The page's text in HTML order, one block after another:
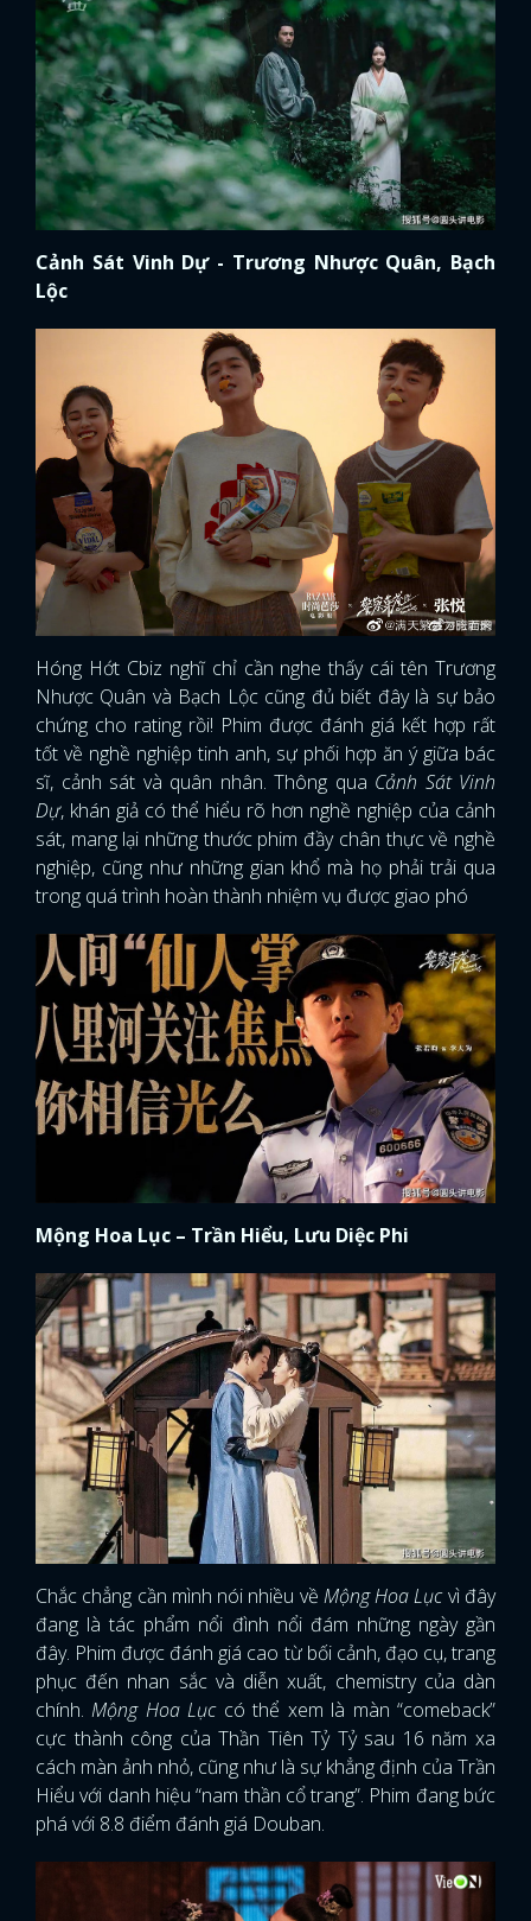
Cảnh Sát Vinh Dự - Trương Nhược Quân, Bạch
Lộc
Hóng Hớt Cbiz nghĩ chỉ cần nghe thấy cái tên Trương
Nhược Quân và Bạch Lộc cũng đủ biết đây là sự bảo
chứng cho rating rồi! Phim được đánh giá kết hợp rất
tốt về nghề nghiệp tinh anh, sự phối hợp ăn ý giữa bác
sĩ, cảnh sát và quân nhân. Thông qua Cảnh Sát Vinh
Dự, khán giả có thể hiểu rõ hơn nghề nghiệp của cảnh
sát, mang lại những thước phim đầy chân thực về nghề
nghiệp, cũng như những gian khổ mà họ phải trải qua
trong quá trình hoàn thành nhiệm vụ được giao phó
Mộng Hoa Lục – Trần Hiểu, Lưu Diệc Phi
Chắc chẳng cần mình nói nhiều về Mộng Hoa Lụcvì đây
đang là tác phẩm nổi đình nổi đám những ngày gần
đây. Phim được đánh giá cao từ bối cảnh, đạo cụ, trang
phục đến nhan sắc và diễn xuất, chemistry của dàn
chính.Mộng Hoa Lụccó thể xem là màn “comeback”
cực thành công của Thần Tiên Tỷ Tỷ sau 16 năm xa
cách màn ảnh nhỏ, cũng như là sự khẳng định của Trần
Hiểu với danh hiệu “nam thần cổ trang”. Phim đang bức
phá với 8.8 điểm đánh giá Douban.